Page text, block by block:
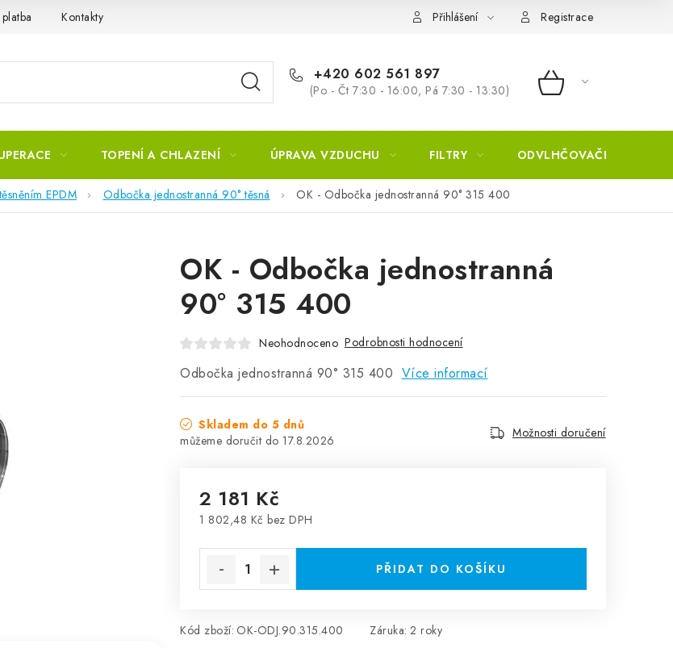
Kontakty Přihlášení Registrace
+420 602 561 897
(Po - Čt 7:30 - 16:00, Pá 7:30 - 13:30) NÁKUPNÍ
TOPENÍ A CHLAZENÍ ÚPRAVA VZDUCHU FILTRY ODVLHČOVAČE
EPDM Odbočka jednostranná 90° těsná OK - Odbočka jednostranná 90° 315 400
OK - Odbočka jednostranná
90° 315 400
Neohodnoceno Podrobnosti hodnocení
Odbočka jednostranná 90° 315 400 Více informací
Skladem do 5 dnů
17.8.2026
Možnosti doručení
2 181 Kč
1 802,48 Kč bez DPH
PŘIDAT DO KOŠÍKU
Kód zboží: OK-ODJ.90.315.400 Záruka: 2 roky